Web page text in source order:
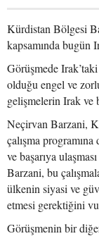
Kürdistan Bölgesi
kapsamında bugün
Görüşmede
olduğu engel ve
gelişmelerin Irak ve
Neçirvan Barzani,
çalışma
ve başarıya
Barzani, bu
ülkenin siyasi ve
etmesi gerektiğini
Görüşmenin bir